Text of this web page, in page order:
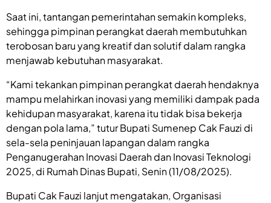
Saat ini, tantangan pemerintahan semakin kompleks,
sehingga pimpinan perangkat daerah membutuhkan
terobosan baru yang kreatif dan solutif dalam rangka
menjawab kebutuhan masyarakat.
“Kami tekankan pimpinan perangkat daerah hendaknya
mampu melahirkan inovasi yang memiliki dampak pada
kehidupan masyarakat, karena itu tidak bisa bekerja
dengan pola lama,” tutur Bupati Sumenep Cak Fauzi di
sela-sela peninjauan lapangan dalam rangka
Penganugerahan Inovasi Daerah dan Inovasi Teknologi
2025, di Rumah Dinas Bupati, Senin (11/08/2025).
Bupati Cak Fauzi lanjut mengatakan, Organisasi